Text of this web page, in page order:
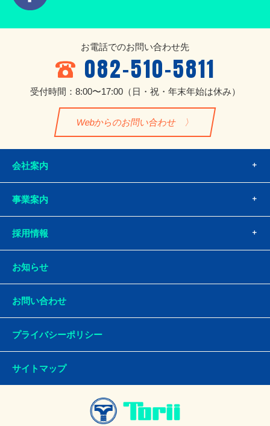
お電話でのお問い合わせ先
082-510-5811
受付時間：8:00〜17:00（日・祝・年末年始は休み）
Webからのお問い合わせ
会社案内
事業案内
採用情報
お知らせ
お問い合わせ
プライバシーポリシー
サイトマップ